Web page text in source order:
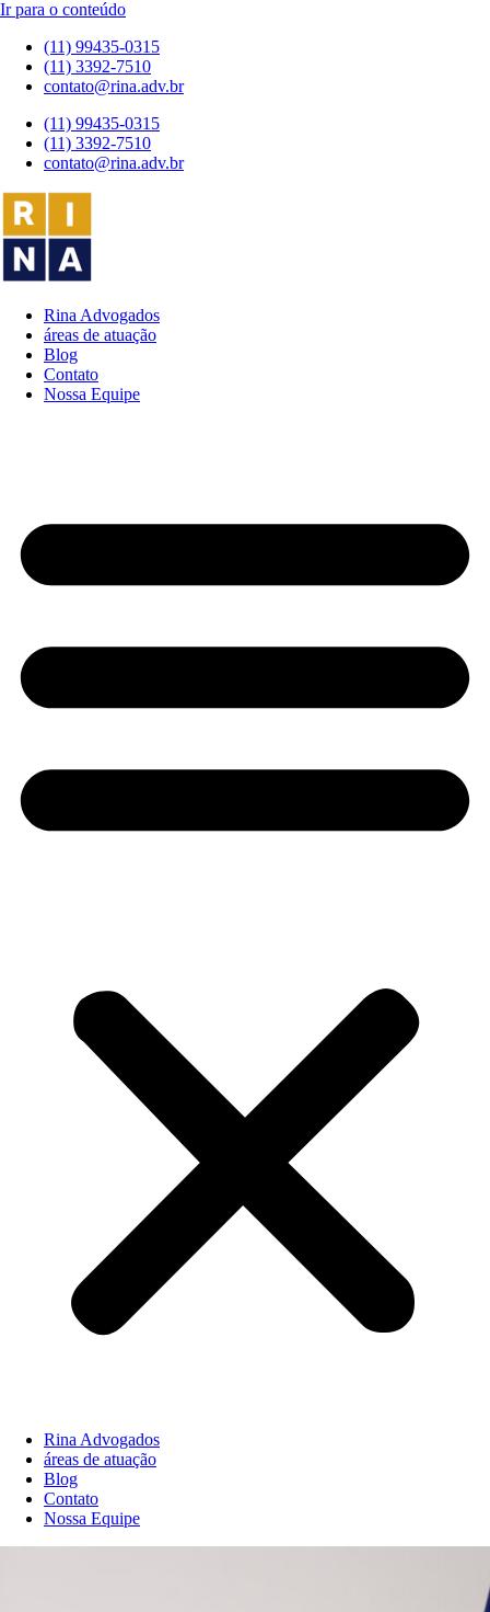
Ir para o conteúdo
(11) 99435-0315
(11) 3392-7510
contato@rina.adv.br
(11) 99435-0315
(11) 3392-7510
contato@rina.adv.br
Rina Advogados
áreas de atuação
Blog
Contato
Nossa Equipe
Rina Advogados
áreas de atuação
Blog
Contato
Nossa Equipe